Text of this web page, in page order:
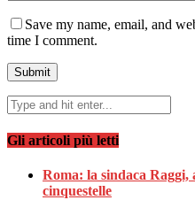
Save my name, email, and
time I comment.
Gli articoli più letti
Roma: la sindaca Raggi,
cinquestelle